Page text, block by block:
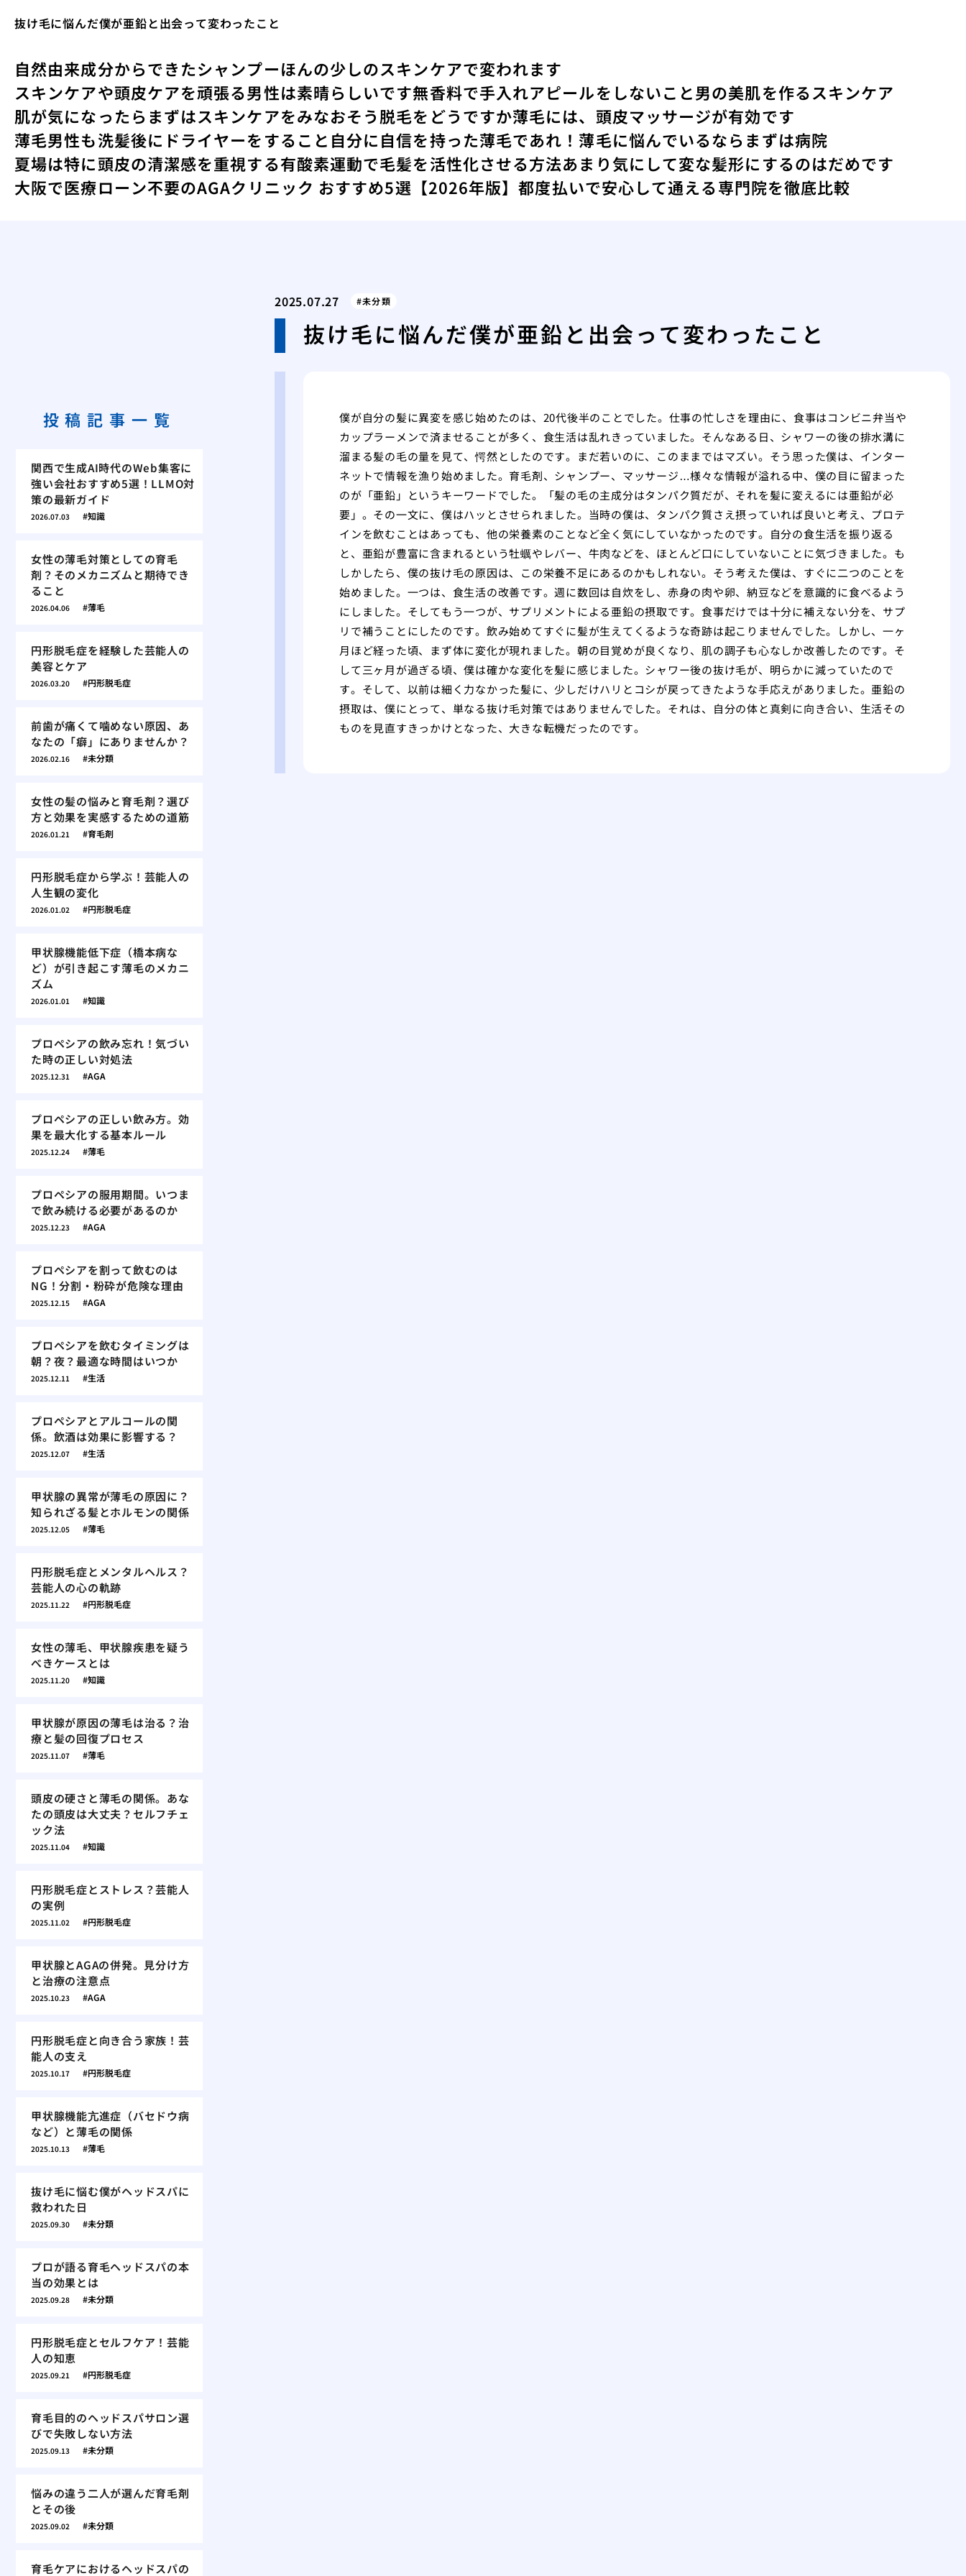
抜け毛に悩んだ僕が亜鉛と出会って変わったこと
自然由来成分からできたシャンプーほんの少しのスキンケアで変われます
スキンケアや頭皮ケアを頑張る男性は素晴らしいです無香料で手入れアピールをしないこと男の美肌を作るスキンケア
肌が気になったらまずはスキンケアをみなおそう脱毛をどうですか薄毛には、頭皮マッサージが有効です
薄毛男性も洗髪後にドライヤーをすること 自分に自信を持った薄毛であれ！ 薄毛に悩んでいるならまずは病院
夏場は特に頭皮の清潔感を重視する有酸素運動で毛髪を活性化させる方法あまり気にして変な髪形にするのはだめです
大阪で医療ローン不要のAGAクリニック おすすめ5選【2026年版】都度払いで安心して通える専門院を徹底比較
2025.07.27 未分類
抜け毛に悩んだ僕が亜鉛と出会って変わったこと
僕が自分の髪に異変を感じ始めたのは、20代後半のことでした。仕事の忙しさを理由に、食事はコンビニ弁当や
カップラーメンで済ませることが多く、食生活は乱れきっていました。そんなある日、シャワーの後の排水溝に
溜まる髪の毛の量を見て、愕然としたのです。まだ若いのに、このままではマズい。そう思った僕は、インター
ネットで情報を漁り始めました。育毛剤、シャンプー、マッサージ…様々な情報が溢れる中、僕の目に留まった
のが「亜鉛」というキーワードでした。「髪の毛の主成分はタンパク質だが、それを髪に変えるには亜鉛が必
要」。その一文に、僕はハッとさせられました。当時の僕は、タンパク質さえ摂っていれば良いと考え、プロテ
インを飲むことはあっても、他の栄養素のことなど全く気にしていなかったのです。自分の食生活を振り返る
と、亜鉛が豊富に含まれるという牡蠣やレバー、牛肉などを、ほとんど口にしていないことに気づきました。も
しかしたら、僕の抜け毛の原因は、この栄養不足にあるのかもしれない。そう考えた僕は、すぐに二つのことを
始めました。一つは、食生活の改善です。週に数回は自炊をし、赤身の肉や卵、納豆などを意識的に食べるよう
にしました。そしてもう一つが、サプリメントによる亜鉛の摂取です。食事だけでは十分に補えない分を、サプ
リで補うことにしたのです。飲み始めてすぐに髪が生えてくるような奇跡は起こりませんでした。しかし、一ヶ
月ほど経った頃、まず体に変化が現れました。朝の目覚めが良くなり、肌の調子も心なしか改善したのです。そ
して三ヶ月が過ぎる頃、僕は確かな変化を髪に感じました。シャワー後の抜け毛が、明らかに減っていたので
す。そして、以前は細く力なかった髪に、少しだけハリとコシが戻ってきたような手応えがありました。亜鉛の
摂取は、僕にとって、単なる抜け毛対策ではありませんでした。それは、自分の体と真剣に向き合い、生活その
ものを見直すきっかけとなった、大きな転機だったのです。
投稿記事一覧
関西で生成AI時代のWeb集客に
強い会社おすすめ5選！LLMO対
策の最新ガイド
2026.07.03 知識
女性の薄毛対策としての育毛
剤？そのメカニズムと期待でき
ること
2026.04.06 薄毛
円形脱毛症を経験した芸能人の
美容とケア
2026.03.20 円形脱毛症
前歯が痛くて噛めない原因、あ
なたの「癖」にありませんか？
2026.02.16 未分類
女性の髪の悩みと育毛剤？選び
方と効果を実感するための道筋
2026.01.21 育毛剤
円形脱毛症から学ぶ！芸能人の
人生観の変化
2026.01.02 円形脱毛症
甲状腺機能低下症（橋本病な
ど）が引き起こす薄毛のメカニ
ズム
2026.01.01 知識
プロペシアの飲み忘れ！気づい
た時の正しい対処法
2025.12.31 AGA
プロペシアの正しい飲み方。効
果を最大化する基本ルール
2025.12.24 薄毛
プロペシアの服用期間。いつま
で飲み続ける必要があるのか
2025.12.23 AGA
プロペシアを割って飲むのは
NG！分割・粉砕が危険な理由
2025.12.15 AGA
プロペシアを飲むタイミングは
朝？夜？最適な時間はいつか
2025.12.11 生活
プロペシアとアルコールの関
係。飲酒は効果に影響する？
2025.12.07 生活
甲状腺の異常が薄毛の原因に？
知られざる髪とホルモンの関係
2025.12.05 薄毛
円形脱毛症とメンタルヘルス？
芸能人の心の軌跡
2025.11.22 円形脱毛症
女性の薄毛、甲状腺疾患を疑う
べきケースとは
2025.11.20 知識
甲状腺が原因の薄毛は治る？治
療と髪の回復プロセス
2025.11.07 薄毛
頭皮の硬さと薄毛の関係。あな
たの頭皮は大丈夫？セルフチェ
ック法
2025.11.04 知識
円形脱毛症とストレス？芸能人
の実例
2025.11.02 円形脱毛症
甲状腺とAGAの併発。見分け方
と治療の注意点
2025.10.23 AGA
円形脱毛症と向き合う家族！芸
能人の支え
2025.10.17 円形脱毛症
甲状腺機能亢進症（バセドウ病
など）と薄毛の関係
2025.10.13 薄毛
抜け毛に悩む僕がヘッドスパに
救われた日
2025.09.30 未分類
プロが語る育毛ヘッドスパの本
当の効果とは
2025.09.28 未分類
円形脱毛症とセルフケア！芸能
人の知恵
2025.09.21 円形脱毛症
育毛目的のヘッドスパサロン選
びで失敗しない方法
2025.09.13 未分類
悩みの違う二人が選んだ育毛剤
とその後
2025.09.02 未分類
育毛ケアにおけるヘッドスパの